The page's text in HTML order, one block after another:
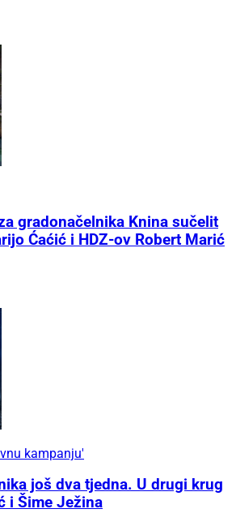
gradonačelnika Knina sučelit
Ćaćić i HDZ-ov Robert Marić
kampanju'
još dva tjedna. U drugi krug
i Šime Ježina